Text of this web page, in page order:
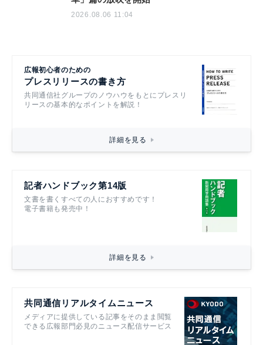
2026.08.06 11:04
広報初心者のための
プレスリリースの書き方
共同通信社グループのノウハウをもとにプレスリ
リースの基本的なポイントを解説！
詳細を見る
記者ハンドブック第14版
文書を書くすべての人におすすめです！
電子書籍も発売中！
詳細を見る
共同通信リアルタイムニュース
メディアに提供している記事をそのまま閲覧
できる広報部門必見のニュース配信サービス